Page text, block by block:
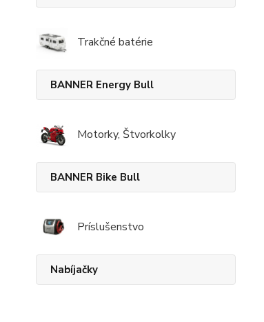
Trakčné batérie
BANNER Energy Bull
Motorky, Štvorkolky
BANNER Bike Bull
Príslušenstvo
Nabíjačky